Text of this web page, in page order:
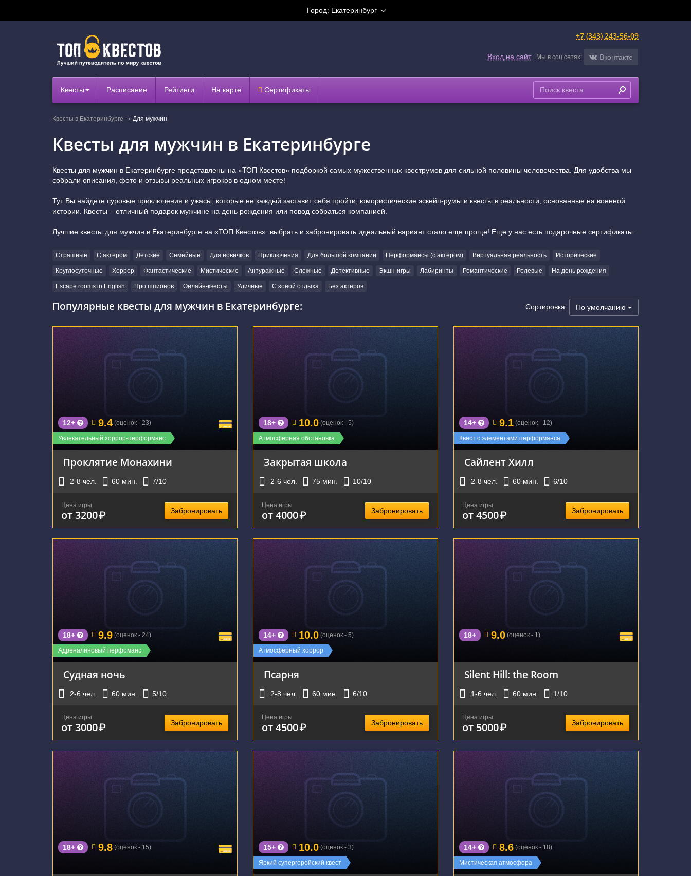
Город: Екатеринбург
+7 (343) 243-56-09
Вход на сайт Мы в соц сетях: Вконтакте
Квесты Расписание Рейтинги На карте Сертификаты
Квесты в Екатеринбурге Для мужчин
Квесты для мужчин в Екатеринбурге
Квесты для мужчин в Екатеринбурге представлены на «ТОП Квестов» подборкой самых мужественных квеструмов для сильной половины человечества. Для удобства мы
собрали описания, фото и отзывы реальных игроков в одном месте!
Тут Вы найдете суровые приключения и ужасы, которые не каждый заставит себя пройти, юмористические эскейп-румы и квесты в реальности, основанные на военной
истории. Квесты – отличный подарок мужчине на день рождения или повод собраться компанией.
Лучшие квесты для мужчин в Екатеринбурге на «ТОП Квестов»: выбрать и забронировать идеальный вариант стало еще проще! Еще у нас есть подарочные сертификаты.
Страшные С актером Детские Семейные Для новичков Приключения Для большой компании Перформансы (с актером) Виртуальная реальность Исторические
Круглосуточные Хоррор Фантастические Мистические Антуражные Сложные Детективные Экшн-игры Лабиринты Романтические Ролевые На день рождения
Escape rooms in English Про шпионов Онлайн-квесты Уличные С зоной отдыха Без актеров
Популярные квесты для мужчин в Екатеринбурге: Сортировка: По умолчанию
г. Екатеринбург, улица Карла Маркса, 60
Увлекательный хоррор-перформанс
12+ 9.4 (оценок - 23)
Проклятие Монахини
2-8 чел. 60 мин. 7/10
Цена игры
от 3200₽ Забронировать
г. Екатеринбург, проспект Ленина, 48
Атмосферная обстановка
18+ 10.0 (оценок - 5)
Закрытая школа
2-6 чел. 75 мин. 10/10
Цена игры
от 4000₽ Забронировать
г. Екатеринбург, улица Чапаева, 72А
Квест с элементами перформанса
14+ 9.1 (оценок - 12)
Сайлент Хилл
2-8 чел. 60 мин. 6/10
Цена игры
от 4500₽ Забронировать
г. Екатеринбург, Мельковская улица, 2Б
Адреналиновый перфоманс
18+ 9.9 (оценок - 24)
Судная ночь
2-6 чел. 60 мин. 5/10
Цена игры
от 3000₽ Забронировать
г. Екатеринбург, улица Чапаева, 72А
Атмосферный хоррор
14+ 10.0 (оценок - 5)
Псарня
2-8 чел. 60 мин. 6/10
Цена игры
от 4500₽ Забронировать
г. Екатеринбург, Восточная улица, 58
18+ 9.0 (оценок - 1)
Silent Hill: the Room
1-6 чел. 60 мин. 1/10
Цена игры
от 5000₽ Забронировать
г. Екатеринбург, Мельковская улица, 2Б
18+ 9.8 (оценок - 15)
г. Екатеринбург, улица Чапаева, 14к7
Яркий супергеройский квест
15+ 10.0 (оценок - 3)
г. Екатеринбург, улица Хохрякова, 72
Мистическая атмосфера
14+ 8.6 (оценок - 18)